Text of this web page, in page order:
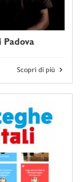
Padova
Scopri di più